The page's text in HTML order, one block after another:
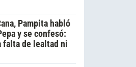
Pampita habló
y se confesó:
falta de lealtad ni